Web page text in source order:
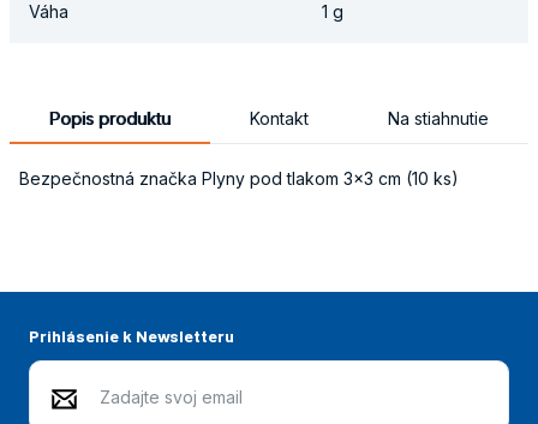
Váha 1 g
Popis produktu Kontakt Na stiahnutie
Bezpečnostná značka Plyny pod tlakom 3x3 cm (10 ks)
Prihlásenie k Newsletteru